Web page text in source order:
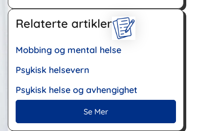
Relaterte artikler
Mobbing og mental helse
Psykisk helsevern
Psykisk helse og avhengighet
Se Mer